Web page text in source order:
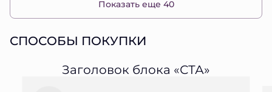
Показать еще 40
СПОСОБЫ ПОКУПКИ
Заголовок блока «СТА»